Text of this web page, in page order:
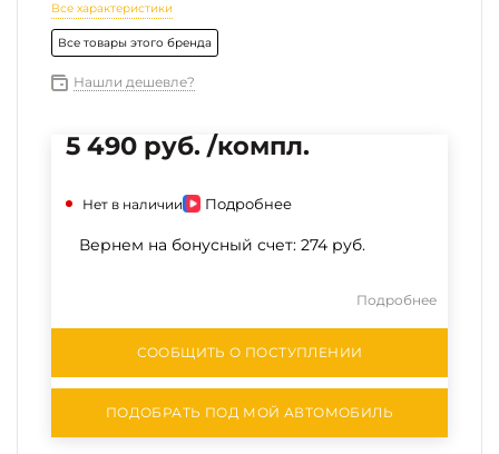
Все характеристики
Все товары этого бренда
Нашли дешевле?
5 490 руб. /компл.
Нет в наличии Подробнее
Вернем на бонусный счет: 274 руб.
Подробнее
СООБЩИТЬ О ПОСТУПЛЕНИИ
ПОДОБРАТЬ ПОД МОЙ АВТОМОБИЛЬ